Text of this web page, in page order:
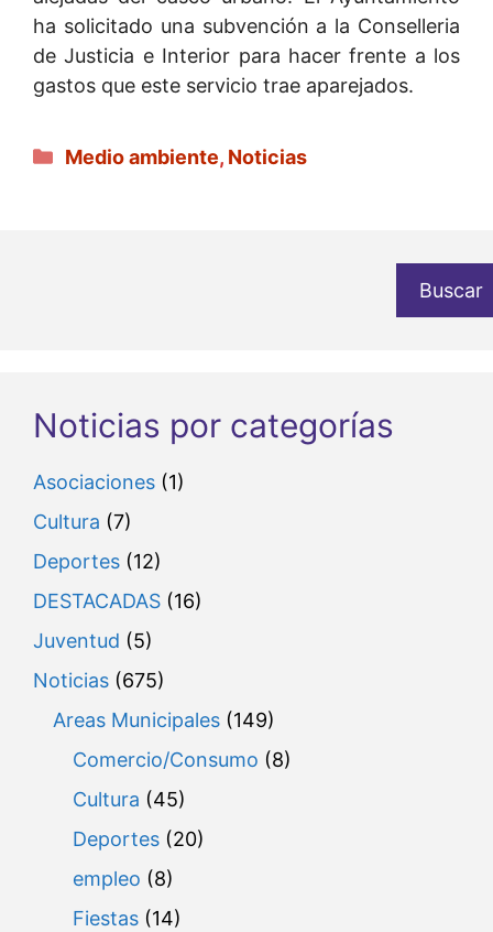
ha solicitado una subvención a la Conselleria
de Justicia e Interior para hacer frente a los
gastos que este servicio trae aparejados.
Categorías
Medio ambiente, Noticias
Buscar
Noticias por categorías
Asociaciones (1)
Cultura (7)
Deportes (12)
DESTACADAS (16)
Juventud (5)
Noticias (675)
Areas Municipales (149)
Comercio/Consumo (8)
Cultura (45)
Deportes (20)
empleo (8)
Fiestas (14)